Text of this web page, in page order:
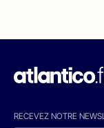
RECEVEZ NOTRE